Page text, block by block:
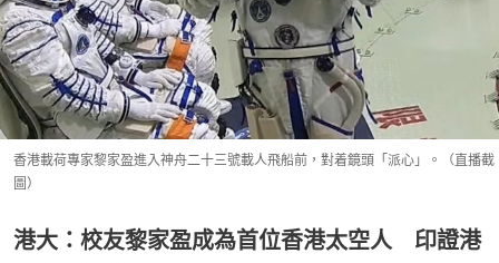
香港載荷專家黎家盈進入神舟二十三號載人飛船前，對着鏡頭「派心」。（直播截
圖）
港大：校友黎家盈成為首位香港太空人 印證港